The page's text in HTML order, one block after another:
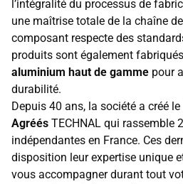
l’intégralité du processus de
une maîtrise totale de la chaîne
composant respecte des
produits sont également
aluminium haut de gamme pour
durabilité.
Depuis 40 ans, la société a créé le
Agréés TECHNAL qui rassemble
indépendantes en France. Ces
disposition leur expertise unique
vous accompagner durant tout